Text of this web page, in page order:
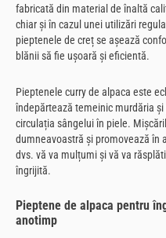
fabricată din material de înaltă
chiar și în cazul unei utilizări
pieptenele de creț se așează
blănii să fie ușoară și eficientă.
Pieptenele curry de alpaca este
îndepărtează temeinic murdăria
circulația sângelui în piele.
dumneavoastră și promovează în
dvs. vă va mulțumi și vă va
îngrijită.
Pieptene de alpaca pentru
anotimp